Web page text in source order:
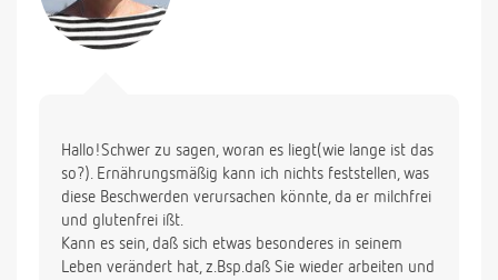
Hallo!Schwer zu sagen, woran es liegt(wie lange ist das
so?). Ernährungsmäßig kann ich nichts feststellen, was
diese Beschwerden verursachen könnte, da er milchfrei
und glutenfrei ißt.
Kann es sein, daß sich etwas besonderes in seinem
Leben verändert hat, z.Bsp.daß Sie wieder arbeiten und